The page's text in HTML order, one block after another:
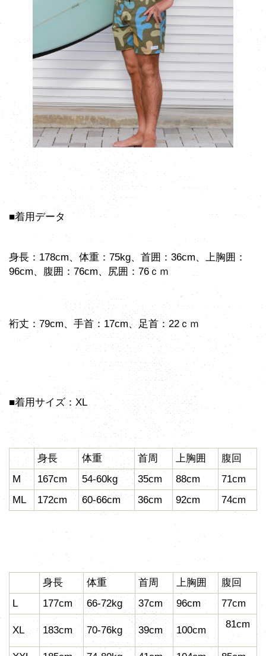
■着用データ
身長：178cm、体重：75kg、首囲：36cm、上胸囲：
96cm、腹囲：76cm、尻囲：76ｃｍ
裄丈：79cm、手首：17cm、足首：22ｃｍ
■着用サイズ：XL
身長 体重 首周 上胸囲
腹回
M
167cm 54-60kg 35cm 88cm
71cm
ML
172cm 60-66cm 36cm 92cm 74cm
身長 体重 首周 上胸囲
腹回
L
177cm 66-72kg 37cm 96cm 77cm
XL 183cm 70-76kg 39cm 100cm
81cm